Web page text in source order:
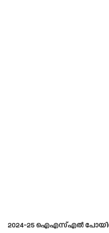
2024-25 ഐഎസ്എൽ പോയിന്റ്